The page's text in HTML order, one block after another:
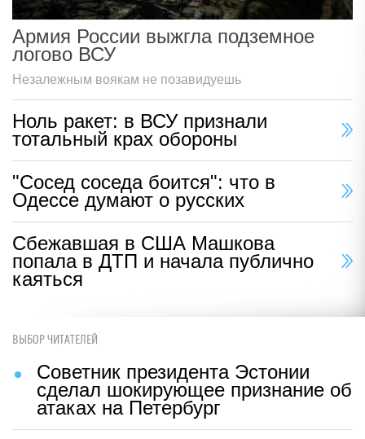
Армия России выжгла подземное
логово ВСУ
Незалежным воякам не позавидуешь
Ноль ракет: в ВСУ признали
тотальный крах обороны
"Сосед соседа боится": что в
Одессе думают о русских
Сбежавшая в США Машкова
попала в ДТП и начала публично
каяться
ВЫБОР ЧИТАТЕЛЕЙ
Советник президента Эстонии
сделал шокирующее признание об
атаках на Петербург